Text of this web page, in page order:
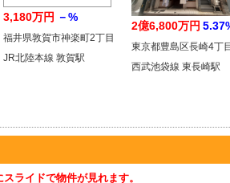
3,180万円 －%
福井県敦賀市神楽町2丁目
JR北陸本線 敦賀駅
2億6,800万円
東京都豊島区長崎4丁
西武池袋線 東長崎駅
ライドで物件が見れます。